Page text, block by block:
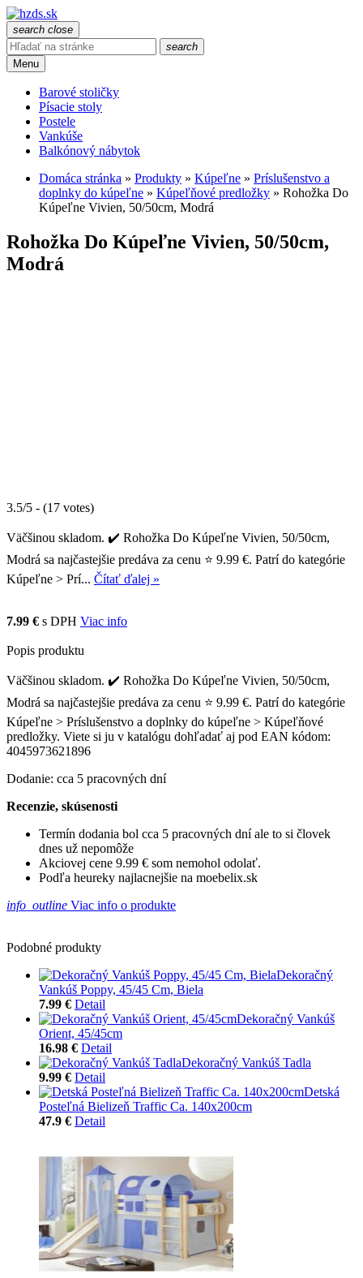
search close
search
Menu
Barové stoličky
Písacie stoly
Postele
Vankúše
Balkónový nábytok
Domáca stránka » Produkty » Kúpeľne » Príslušenstvo a
doplnky do kúpeľne » Kúpeľňové predložky » Rohožka Do
Kúpeľne Vivien, 50/50cm, Modrá
Rohožka Do Kúpeľne Vivien, 50/50cm,
Modrá
3.5/5 - (17 votes)
Väčšinou skladom. ✔️ Rohožka Do Kúpeľne Vivien, 50/50cm,
Modrá sa najčastejšie predáva za cenu ⭐ 9.99 €. Patrí do kategórie
Kúpeľne > Prí... Čítať ďalej »
7.99 € s DPH Viac info
Popis produktu
Väčšinou skladom. ✔️ Rohožka Do Kúpeľne Vivien, 50/50cm,
Modrá sa najčastejšie predáva za cenu ⭐ 9.99 €. Patrí do kategórie
Kúpeľne > Príslušenstvo a doplnky do kúpeľne > Kúpeľňové
predložky. Viete si ju v katalógu dohľadať aj pod EAN kódom:
4045973621896
Dodanie: cca 5 pracovných dní
Recenzie, skúsenosti
Termín dodania bol cca 5 pracovných dní ale to si človek
dnes už nepomôže
Akciovej cene 9.99 € som nemohol odolať.
Podľa heureky najlacnejšie na moebelix.sk
info_outline Viac info o produkte
Podobné produkty
Dekoračný
Vankúš Poppy, 45/45 Cm, Biela
7.99 € Detail
Dekoračný Vankúš
Orient, 45/45cm
16.98 € Detail
Dekoračný Vankúš Tadla
9.99 € Detail
Detská
Posteľná Bielizeň Traffic Ca. 140x200cm
47.9 € Detail